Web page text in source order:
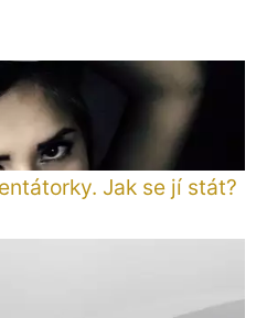
Jak se jí stát?